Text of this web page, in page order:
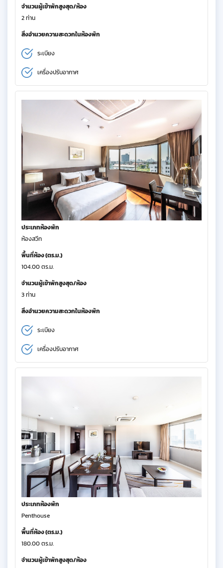
จำนวนผู้เข้าพักสูงสุด/ห้อง
2 ท่าน
สิ่งอำนวยความสะดวกในห้องพัก
ระเบียง
เครื่องปรับอากาศ
ประเภทห้องพัก
ห้องสวีท
พื้นที่ห้อง (ตร.ม.)
104.00 ตร.ม.
จำนวนผู้เข้าพักสูงสุด/ห้อง
3 ท่าน
สิ่งอำนวยความสะดวกในห้องพัก
ระเบียง
เครื่องปรับอากาศ
ประเภทห้องพัก
Penthouse
พื้นที่ห้อง (ตร.ม.)
180.00 ตร.ม.
จำนวนผู้เข้าพักสูงสุด/ห้อง